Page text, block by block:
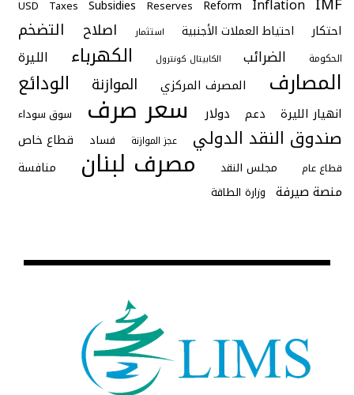
Inflation
Reform
Reserves
Subsidies
Taxes
USD
احتكار احتياط العملات الأجنبية استثمار اصلاح التضخم
الحكومة الضرائب الكابيتال كونترول الكهرباء الليرة
المصارف المصرف المركزي الموازنة الودائع
انهيار الليرة دعم دولار سعر صرف سوق سوداء
صندوق النقد الدولي عجز الموازنة فساد قطاع خاص
قطاع عام مجلس النقد مصرف لبنان منافسة
منصة صيرفة وزارة الطاقة